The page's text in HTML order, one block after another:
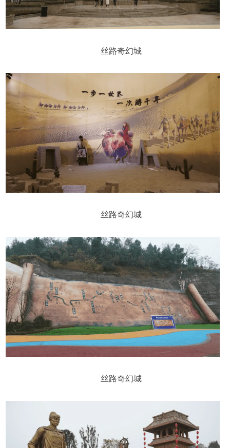
丝路奇幻城
丝路奇幻城
丝路奇幻城